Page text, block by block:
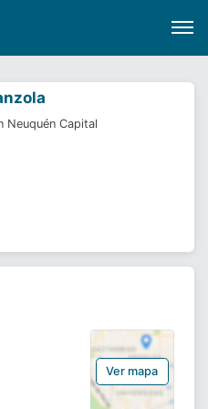
clínicas
doctor?
Neuquén Capital
Ver mapa